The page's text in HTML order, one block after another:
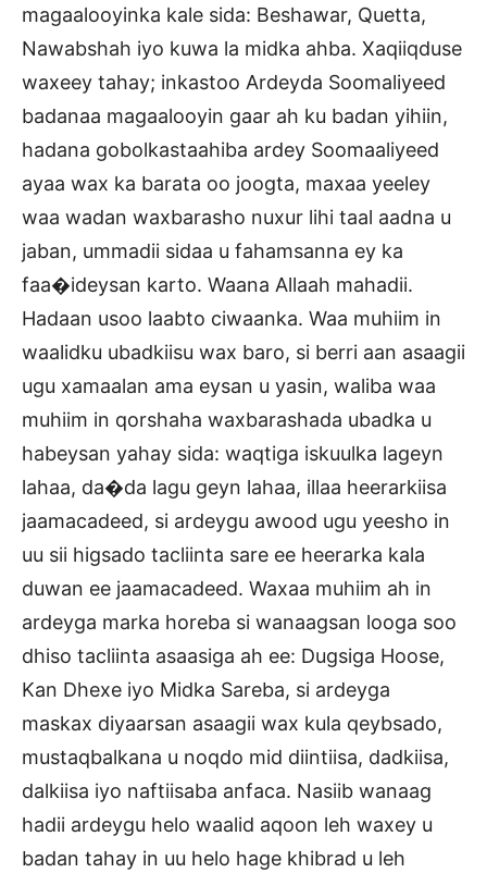
magaalooyinka kale sida: Beshawar, Quetta,
Nawabshah iyo kuwa la midka ahba. Xaqiiqduse
waxeey tahay; inkastoo Ardeyda Soomaliyeed
badanaa magaalooyin gaar ah ku badan yihiin,
hadana gobolkastaahiba ardey Soomaaliyeed
ayaa wax ka barata oo joogta, maxaa yeeley
waa wadan waxbarasho nuxur lihi taal aadna u
jaban, ummadii sidaa u fahamsanna ey ka
faa�ideysan karto. Waana Allaah mahadii.
Hadaan usoo laabto ciwaanka. Waa muhiim in
waalidku ubadkiisu wax baro, si berri aan asaagii
ugu xamaalan ama eysan u yasin, waliba waa
muhiim in qorshaha waxbarashada ubadka u
habeysan yahay sida: waqtiga iskuulka lageyn
lahaa, da�da lagu geyn lahaa, illaa heerarkiisa
jaamacadeed, si ardeygu awood ugu yeesho in
uu sii higsado tacliinta sare ee heerarka kala
duwan ee jaamacadeed. Waxaa muhiim ah in
ardeyga marka horeba si wanaagsan looga soo
dhiso tacliinta asaasiga ah ee: Dugsiga Hoose,
Kan Dhexe iyo Midka Sareba, si ardeyga
maskax diyaarsan asaagii wax kula qeybsado,
mustaqbalkana u noqdo mid diintiisa, dadkiisa,
dalkiisa iyo naftiisaba anfaca. Nasiib wanaag
hadii ardeygu helo waalid aqoon leh waxey u
badan tahay in uu helo hage khibrad u leh